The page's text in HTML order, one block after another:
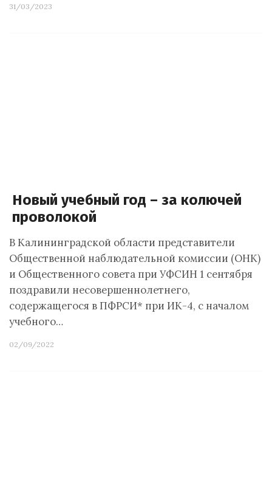
31/03/2023
Новый учебный год – за колючей
проволокой
В Калининградской области представители
Общественной наблюдательной комиссии (ОНК)
и Общественного совета при УФСИН 1 сентября
поздравили несовершеннолетнего,
содержащегося в ПФРСИ* при ИК-4, с началом
учебного…
02/09/2022